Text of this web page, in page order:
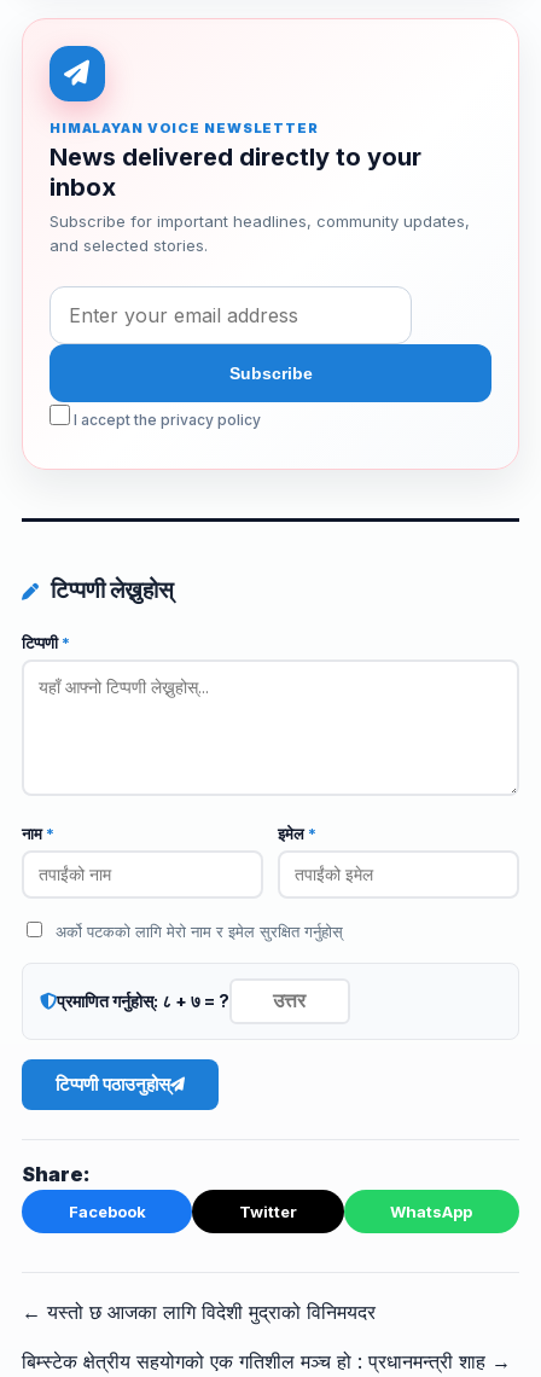
HIMALAYAN VOICE NEWSLETTER
News delivered directly to your
inbox
Subscribe for important headlines, community updates,
and selected stories.
I accept the privacy policy
टिप्पणी लेख्नुहोस्
टिप्पणी*
नाम* इमेल*
अर्को पटकको लागि मेरो नाम र इमेल सुरक्षित गर्नुहोस्
प्रमाणित गर्नुहोस्: ८ + ७ = ?
टिप्पणी पठाउनुहोस्
Share:
Facebook Twitter WhatsApp
← यस्तो छ आजका लागि विदेशी मुद्राको विनिमयदर
बिम्स्टेक क्षेत्रीय सहयोगको एक गतिशील मञ्च हो : प्रधानमन्त्री शाह →